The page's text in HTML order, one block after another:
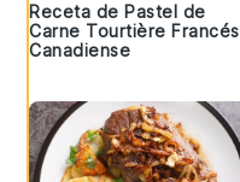
Receta de Pastel de
Carne Tourtière Francés
Canadiense